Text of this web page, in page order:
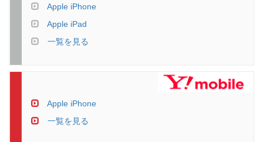
Apple iPhone
Apple iPad
一覧を見る
Apple iPhone
一覧を見る